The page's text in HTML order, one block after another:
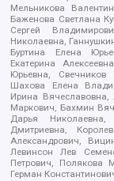
Мельникова
Баженова Светлана
Сергей
Николаевна,
Буртина Елена
Екатерина
Юрьевна,
Шахова Елена
Ирина Вячеславовна,
Маркович, Бахмин
Дарья
Дмитриевна,
Александрович,
Левинсон Лев
Петрович, Полякова
Герман